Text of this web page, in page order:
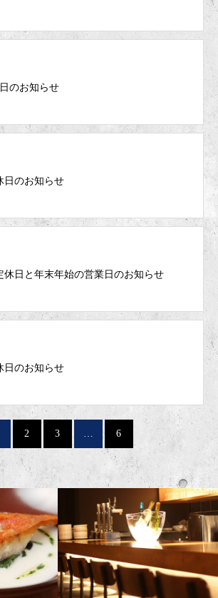
のお知らせ
日のお知らせ
休日と年末年始の営業日のお知らせ
日のお知らせ
2 3 … 6